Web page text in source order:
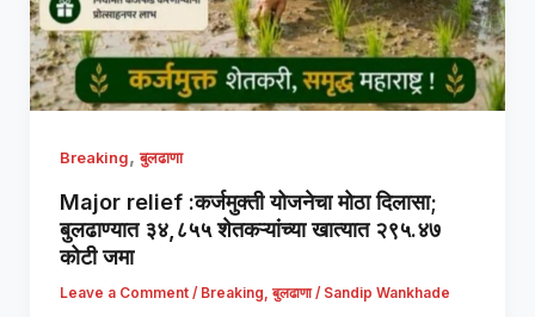
Breaking,बुलढाणा
Major relief :कर्जमुक्ती योजनेचा मोठा दिलासा;
बुलढाण्यात ३४,८५५ शेतकऱ्यांच्या खात्यात २९५.४७
कोटी जमा
Leave a Comment / Breaking बुलढाणा/ Sandip Wankhade